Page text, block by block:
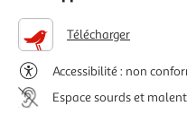
Télécharger
Accessibilité : non
Espace sourds et